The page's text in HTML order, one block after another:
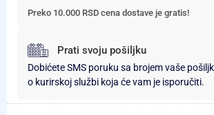
Preko 10.000 RSD cena dostave je gratis!
Prati svoju pošiljku
Dobićete SMS poruku sa brojem vaše
o kurirskoj službi koja će vam je isporučiti.